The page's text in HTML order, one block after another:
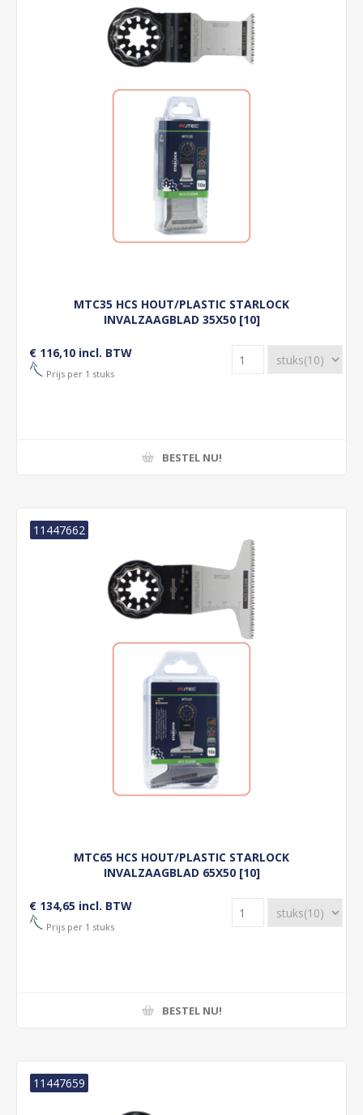
MTC35 HCS HOUT/PLASTIC STARLOCK
INVALZAAGBLAD 35X50 [10]
€ 116,10 incl. BTW
Prijs per 1 stuks
BESTEL NU!
MTC65 HCS HOUT/PLASTIC STARLOCK
INVALZAAGBLAD 65X50 [10]
11447662
€ 134,65 incl. BTW
Prijs per 1 stuks
BESTEL NU!
11447659